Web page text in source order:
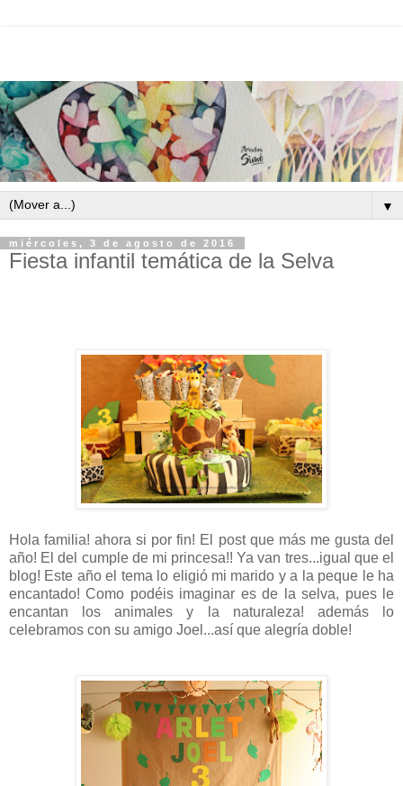
▼
miércoles, 3 de agosto de 2016
Fiesta infantil temática de la Selva
Hola familia! ahora si por fin! El post que más me gusta del
año! El del cumple de mi princesa!! Ya van tres...igual que el
blog! Este año el tema lo eligió mi marido y a la peque le ha
encantado! Como podéis imaginar es de la selva, pues le
encantan los animales y la naturaleza! además lo
celebramos con su amigo Joel...así que alegría doble!